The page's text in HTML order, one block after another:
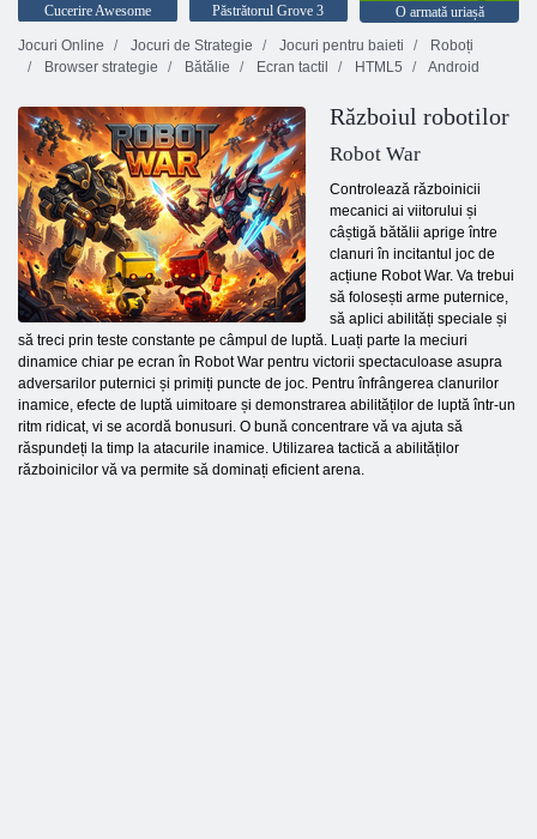
Cucerire Awesome Păstrătorul Grove 3
O armată uriașă
Jocuri Online
Jocuri de Strategie Jocuri pentru baieti
Roboți
Browser strategie
Bătălie Ecran tactil HTML5 Android
Războiul robotilor
Robot War
Controlează războinicii
mecanici ai viitorului și
câștigă bătălii aprige între
clanuri în incitantul joc de
acțiune Robot War. Va trebui
să folosești arme puternice,
să aplici abilități speciale și
să treci prin teste constante pe câmpul de luptă. Luați parte la meciuri
dinamice chiar pe ecran în Robot War pentru victorii spectaculoase asupra
adversarilor puternici și primiți puncte de joc. Pentru înfrângerea clanurilor
inamice, efecte de luptă uimitoare și demonstrarea abilităților de luptă într-un
ritm ridicat, vi se acordă bonusuri. O bună concentrare vă va ajuta să
răspundeți la timp la atacurile inamice. Utilizarea tactică a abilităților
războinicilor vă va permite să dominați eficient arena.